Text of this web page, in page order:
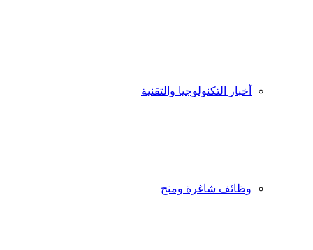
أخبار التكنولوجيا والتقنية
وظائف شاغرة ومنح